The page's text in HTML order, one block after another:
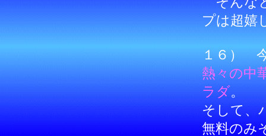
プは超嬉
１６）
熱々の中
ラダ。
そして、
無料のみ